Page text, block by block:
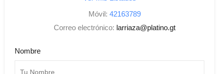
Móvil: 42163789
Correo electrónico: larriaza@platino.gt
Nombre